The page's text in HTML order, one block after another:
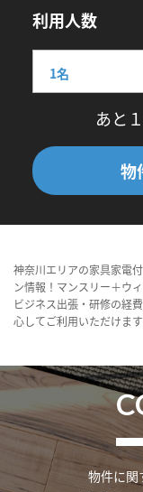
利用人数
あと
物
神奈川エリアの家具家電
ン情報！マンスリー＋ウ
ビジネス出張・研修の経
心してご利用いただけま
物件に関